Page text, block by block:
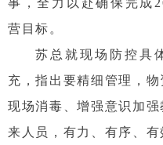
事，全力以赴确保完成
营目标。
苏总就现场防控具
充，指出要精细管理，
现场消毒、增强意识加
来人员，有力、有序、有